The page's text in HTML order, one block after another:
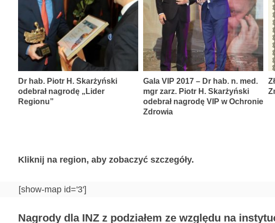
Dr hab. Piotr H. Skarżyński
odebrał nagrodę „Lider
Regionu”
Gala VIP 2017 – Dr hab. n. med.
mgr zarz. Piotr H. Skarżyński
odebrał nagrodę VIP w Ochronie
Zdrowia
Kliknij na region, aby zobaczyć szczegóły.
[show-map id='3']
Nagrody dla INZ z podziałem ze względu na